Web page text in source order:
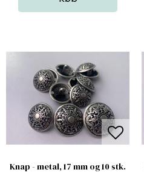
Knap - metal, 17 mm og 10 stk.